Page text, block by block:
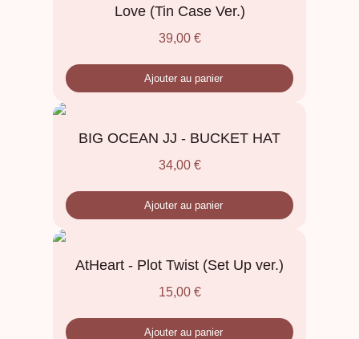
Love (Tin Case Ver.)
39,00 €
Ajouter au panier
BIG OCEAN JJ - BUCKET HAT
34,00 €
Ajouter au panier
AtHeart - Plot Twist (Set Up ver.)
15,00 €
Ajouter au panier